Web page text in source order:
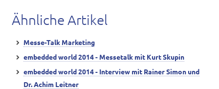
Ähnliche Artikel
Messe-Talk Marketing
embedded world 2014 - Messetalk mit Kurt Skupin
embedded world 2014 - Interview mit Rainer Simon und
Dr. Achim Leitner